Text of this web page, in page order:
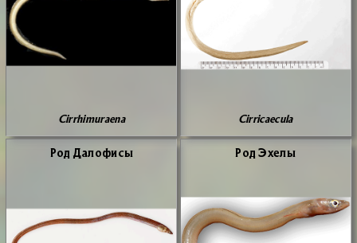
Cirrhimuraena Cirricaecula
Род Да­ло­фи­сы Род Эхе­лы